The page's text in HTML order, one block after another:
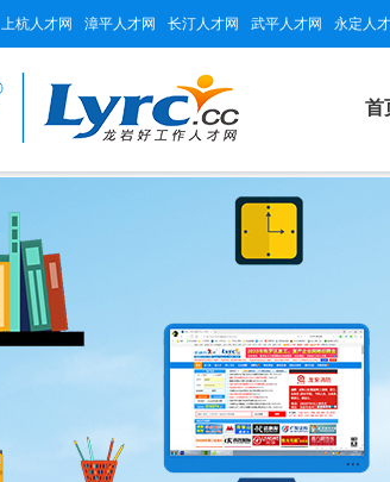
上杭人才网 漳平人才网 长汀人才网 武平人才网 永定人
首